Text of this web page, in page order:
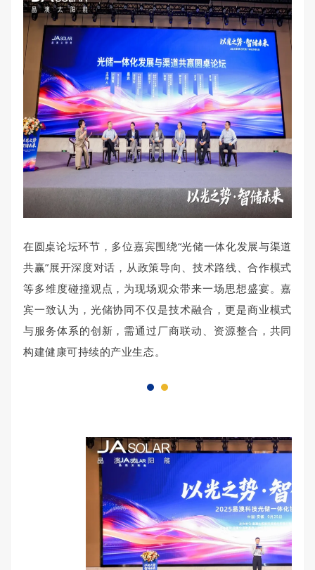
在圆桌论坛环节，多位嘉宾围绕“光储一体化发展与渠道
共赢”展开深度对话，从政策导向、技术路线、合作模式
等多维度碰撞观点，为现场观众带来一场思想盛宴。嘉
宾一致认为，光储协同不仅是技术融合，更是商业模式
与服务体系的创新，需通过厂商联动、资源整合，共同
构建健康可持续的产业生态。